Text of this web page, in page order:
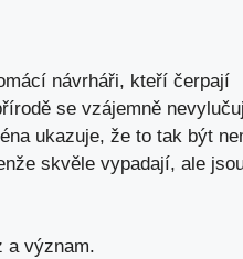
⁤návrháři, kteří ‌čerpají
se vzájemně
⁤ukazuje, že to tak být
skvěle vypadají, ale
a význam.